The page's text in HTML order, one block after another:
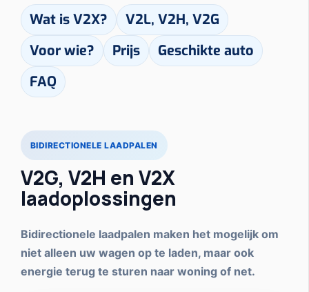
Wat is V2X?
V2L, V2H, V2G
Voor wie?
Prijs
Geschikte auto
FAQ
BIDIRECTIONELE LAADPALEN
V2G, V2H en V2X
laadoplossingen
Bidirectionele laadpalen maken het mogelijk om
niet alleen uw wagen op te laden, maar ook
energie terug te sturen naar woning of net.